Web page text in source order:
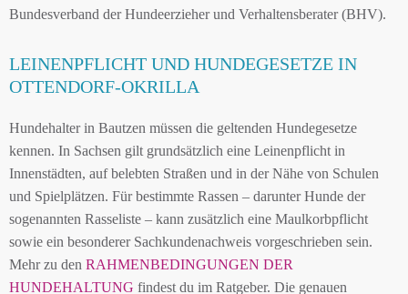
Bundesverband der Hundeerzieher und Verhaltensberater (BHV).
LEINENPFLICHT UND HUNDEGESETZE IN
OTTENDORF-OKRILLA
Hundehalter in Bautzen müssen die geltenden Hundegesetze
kennen. In Sachsen gilt grundsätzlich eine Leinenpflicht in
Innenstädten, auf belebten Straßen und in der Nähe von Schulen
und Spielplätzen. Für bestimmte Rassen – darunter Hunde der
sogenannten Rasseliste – kann zusätzlich eine Maulkorbpflicht
sowie ein besonderer Sachkundenachweis vorgeschrieben sein.
Mehr zu den RAHMENBEDINGUNGEN DER
HUNDEHALTUNG findest du im Ratgeber. Die genauen